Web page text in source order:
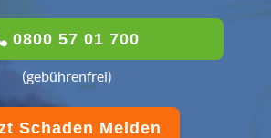
0800 57 01 700
(gebührenfrei)
Schaden Melden